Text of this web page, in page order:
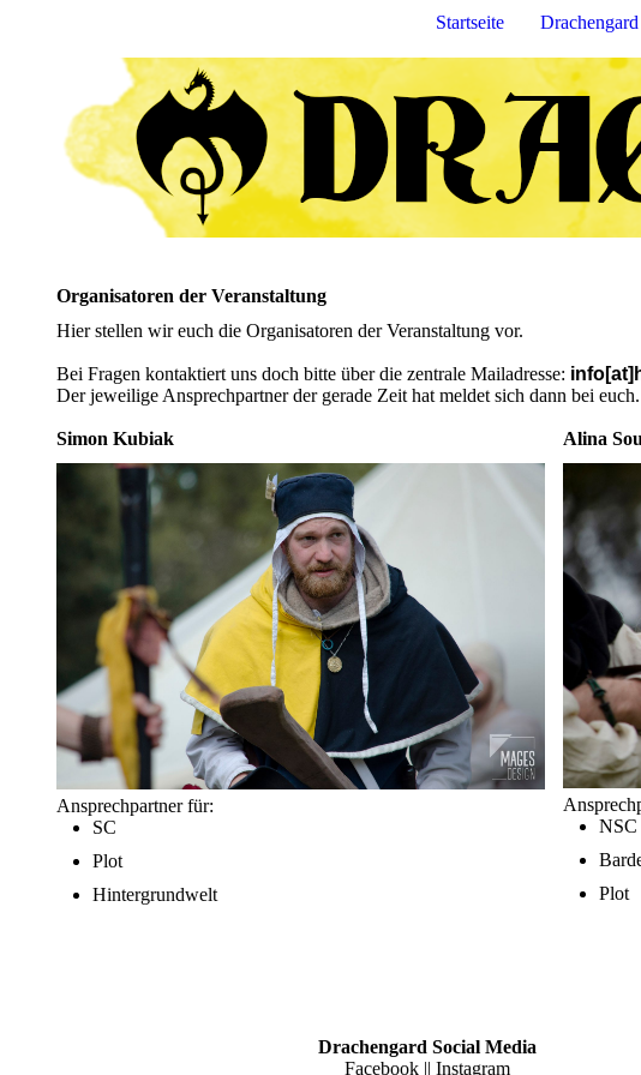
Startseite Drachengard
Organisatoren der Veranstaltung
Hier stellen wir euch die Organisatoren der Veranstaltung vor.
Bei Fragen kontaktiert uns doch bitte über die zentrale Mailadresse:
Der jeweilige Ansprechpartner der gerade Zeit hat meldet sich dann bei
Simon Kubiak
Ansprechpartner für:
SC
Plot
Hintergrundwelt
Alina
NSC
Plot
Drachengard Social Media
Facebook || Instagram